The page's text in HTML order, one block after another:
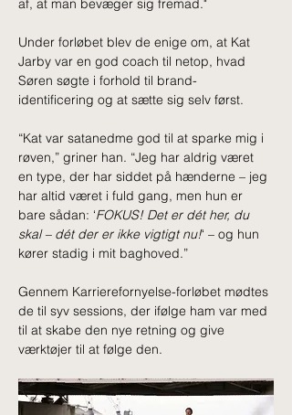
af, at man bevæger sig fremad."
Under forløbet blev de enige om, at Kat
Jarby var en god coach til netop, hvad
Søren søgte i forhold til brand-
identificering og at sætte sig selv først.
“Kat var satanedme god til at sparke mig i
røven,” griner han. “Jeg har aldrig været
en type, der har siddet på hænderne – jeg
har altid været i fuld gang, men hun er
bare sådan: ‘FOKUS! Det er dét her, du
skal – dét der er ikke vigtigt nu!‘ – og hun
kører stadig i mit baghoved.”
Gennem Karrierefornyelse-forløbet mødtes
de til syv sessions, der ifølge ham var med
til at skabe den nye retning og give
værktøjer til at følge den.